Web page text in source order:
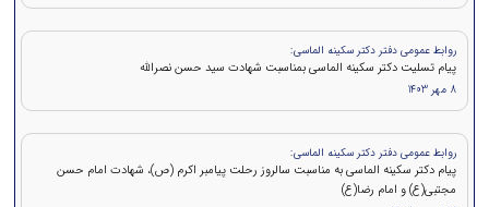
روابط عمومی دفتر دکتر سکینه الماسی:
پيام تسلیت دکتر سکینه الماسی بمناسبت شهادت سید حسن نصرالله
8 مهر 1403
روابط عمومی دفتر دکتر سکینه الماسی:
پیام دکتر سکینه الماسی به مناسبت سالروز رحلت پیامبر اکرم (ص)، شهادت امام حسن
مجتبی(ع) و امام رضا(ع)